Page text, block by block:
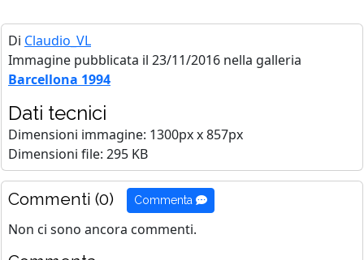
Di Claudio_VL
Immagine pubblicata il 23/11/2016 nella galleria
Barcellona 1994
Dati tecnici
Dimensioni immagine: 1300px x 857px
Dimensioni file: 295 KB
Commenti (0) Commenta
Non ci sono ancora commenti.